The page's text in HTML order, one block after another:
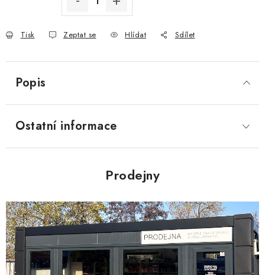
Tisk Zeptat se Hlídat Sdílet
Popis
Ostatní informace
Prodejny